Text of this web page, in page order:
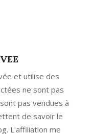
et utilise des
ne sont pas
pas vendues à
de savoir le
L'affiliation me